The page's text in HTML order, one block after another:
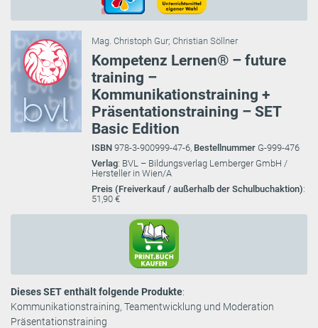
Mag. Christoph Gur; Christian Söllner
Kompetenz Lernen® – future
training –
Kommunikationstraining +
Präsentationstraining – SET
Basic Edition
ISBN 978-3-900999-47-6, Bestellnummer G-999-476
Verlag: BVL – Bildungsverlag Lemberger GmbH /
Hersteller in Wien/A
Preis (Freiverkauf / außerhalb der Schulbuchaktion):
51,90 €
Dieses SET enthält folgende Produkte:
Kommunikationstraining, Teamentwicklung und Moderation
Präsentationstraining